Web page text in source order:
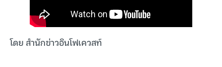
โดย สำนักข่าวอินโฟเควสท์